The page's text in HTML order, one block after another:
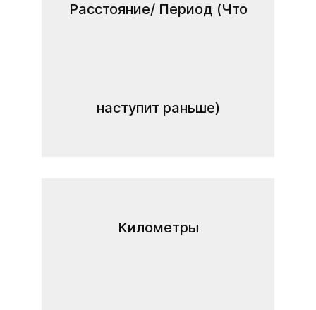
Расстояние/ Период (Что
наступит раньше)
Километры